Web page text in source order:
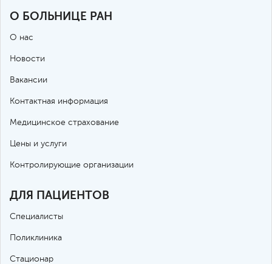
О БОЛЬНИЦЕ РАН
О нас
Новости
Вакансии
Контактная информация
Медицинское страхование
Цены и услуги
Контролирующие организации
ДЛЯ ПАЦИЕНТОВ
Специалисты
Поликлиника
Стационар